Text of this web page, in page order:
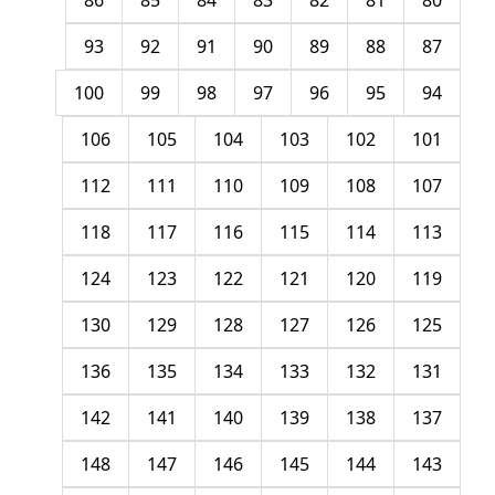
87
88
89
90
91
92
93
94
95
96
97
98
99
100
101
102
103
104
105
106
107
108
109
110
111
112
113
114
115
116
117
118
119
120
121
122
123
124
125
126
127
128
129
130
131
132
133
134
135
136
137
138
139
140
141
142
143
144
145
146
147
148